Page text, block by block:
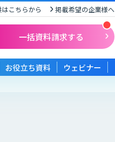
こちらから 掲載希望の企業様へ
一括資料請求する
お役立ち資料 ウェビナー